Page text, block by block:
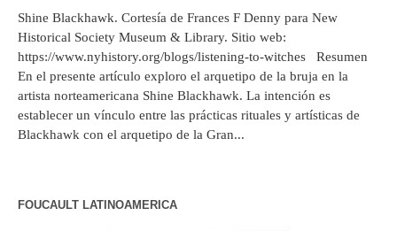
Shine Blackhawk. Cortesía de Frances F Denny para New
Historical Society Museum & Library. Sitio web:
https://www.nyhistory.org/blogs/listening-to-witches Resumen
En el presente artículo exploro el arquetipo de la bruja en la
artista norteamericana Shine Blackhawk. La intención es
establecer un vínculo entre las prácticas rituales y artísticas de
Blackhawk con el arquetipo de la Gran...
FOUCAULT LATINOAMERICA